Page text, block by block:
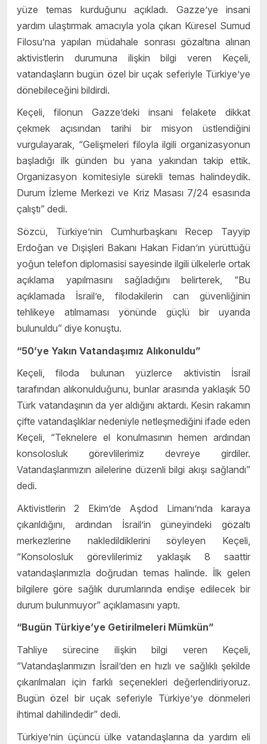
yüze temas kurduğunu açıkladı. Gazze’ye insani
yardım ulaştırmak amacıyla yola çıkan Küresel Sumud
Filosu’na yapılan müdahale sonrası gözaltına alınan
aktivistlerin durumuna ilişkin bilgi veren Keçeli,
vatandaşların bugün özel bir uçak seferiyle Türkiye’ye
dönebileceğini bildirdi.
Keçeli, filonun Gazze’deki insani felakete dikkat
çekmek açısından tarihi bir misyon üstlendiğini
vurgulayarak, “Gelişmeleri filoyla ilgili organizasyonun
başladığı ilk günden bu yana yakından takip ettik.
Organizasyon komitesiyle sürekli temas halindeydik.
Durum İzleme Merkezi ve Kriz Masası 7/24 esasında
çalıştı” dedi.
Sözcü, Türkiye’nin Cumhurbaşkanı Recep Tayyip
Erdoğan ve Dışişleri Bakanı Hakan Fidan’ın yürüttüğü
yoğun telefon diplomasisi sayesinde ilgili ülkelerle ortak
açıklama yapılmasını sağladığını belirterek, “Bu
açıklamada İsrail’e, filodakilerin can güvenliğinin
tehlikeye atılmaması yönünde güçlü bir uyarıda
bulunuldu” diye konuştu.
“50’ye Yakın Vatandaşımız Alıkonuldu”
Keçeli, filoda bulunan yüzlerce aktivistin İsrail
tarafından alıkonulduğunu, bunlar arasında yaklaşık 50
Türk vatandaşının da yer aldığını aktardı. Kesin rakamın
çifte vatandaşlıklar nedeniyle netleşmediğini ifade eden
Keçeli, “Teknelere el konulmasının hemen ardından
konsolosluk görevlilerimiz devreye girdiler.
Vatandaşlarımızın ailelerine düzenli bilgi akışı sağlandı”
dedi.
Aktivistlerin 2 Ekim’de Aşdod Limanı’nda karaya
çıkarıldığını, ardından İsrail’in güneyindeki gözaltı
merkezlerine nakledildiklerini söyleyen Keçeli,
“Konsolosluk görevlilerimiz yaklaşık 8 saattir
vatandaşlarımızla doğrudan temas halinde. İlk gelen
bilgilere göre sağlık durumlarında endişe edilecek bir
durum bulunmuyor” açıklamasını yaptı.
“Bugün Türkiye’ye Getirilmeleri Mümkün”
Tahliye sürecine ilişkin bilgi veren Keçeli,
“Vatandaşlarımızın İsrail’den en hızlı ve sağlıklı şekilde
çıkarılmaları için farklı seçenekleri değerlendiriyoruz.
Bugün özel bir uçak seferiyle Türkiye’ye dönmeleri
ihtimal dahilindedir” dedi.
Türkiye’nin üçüncü ülke vatandaşlarına da yardım eli